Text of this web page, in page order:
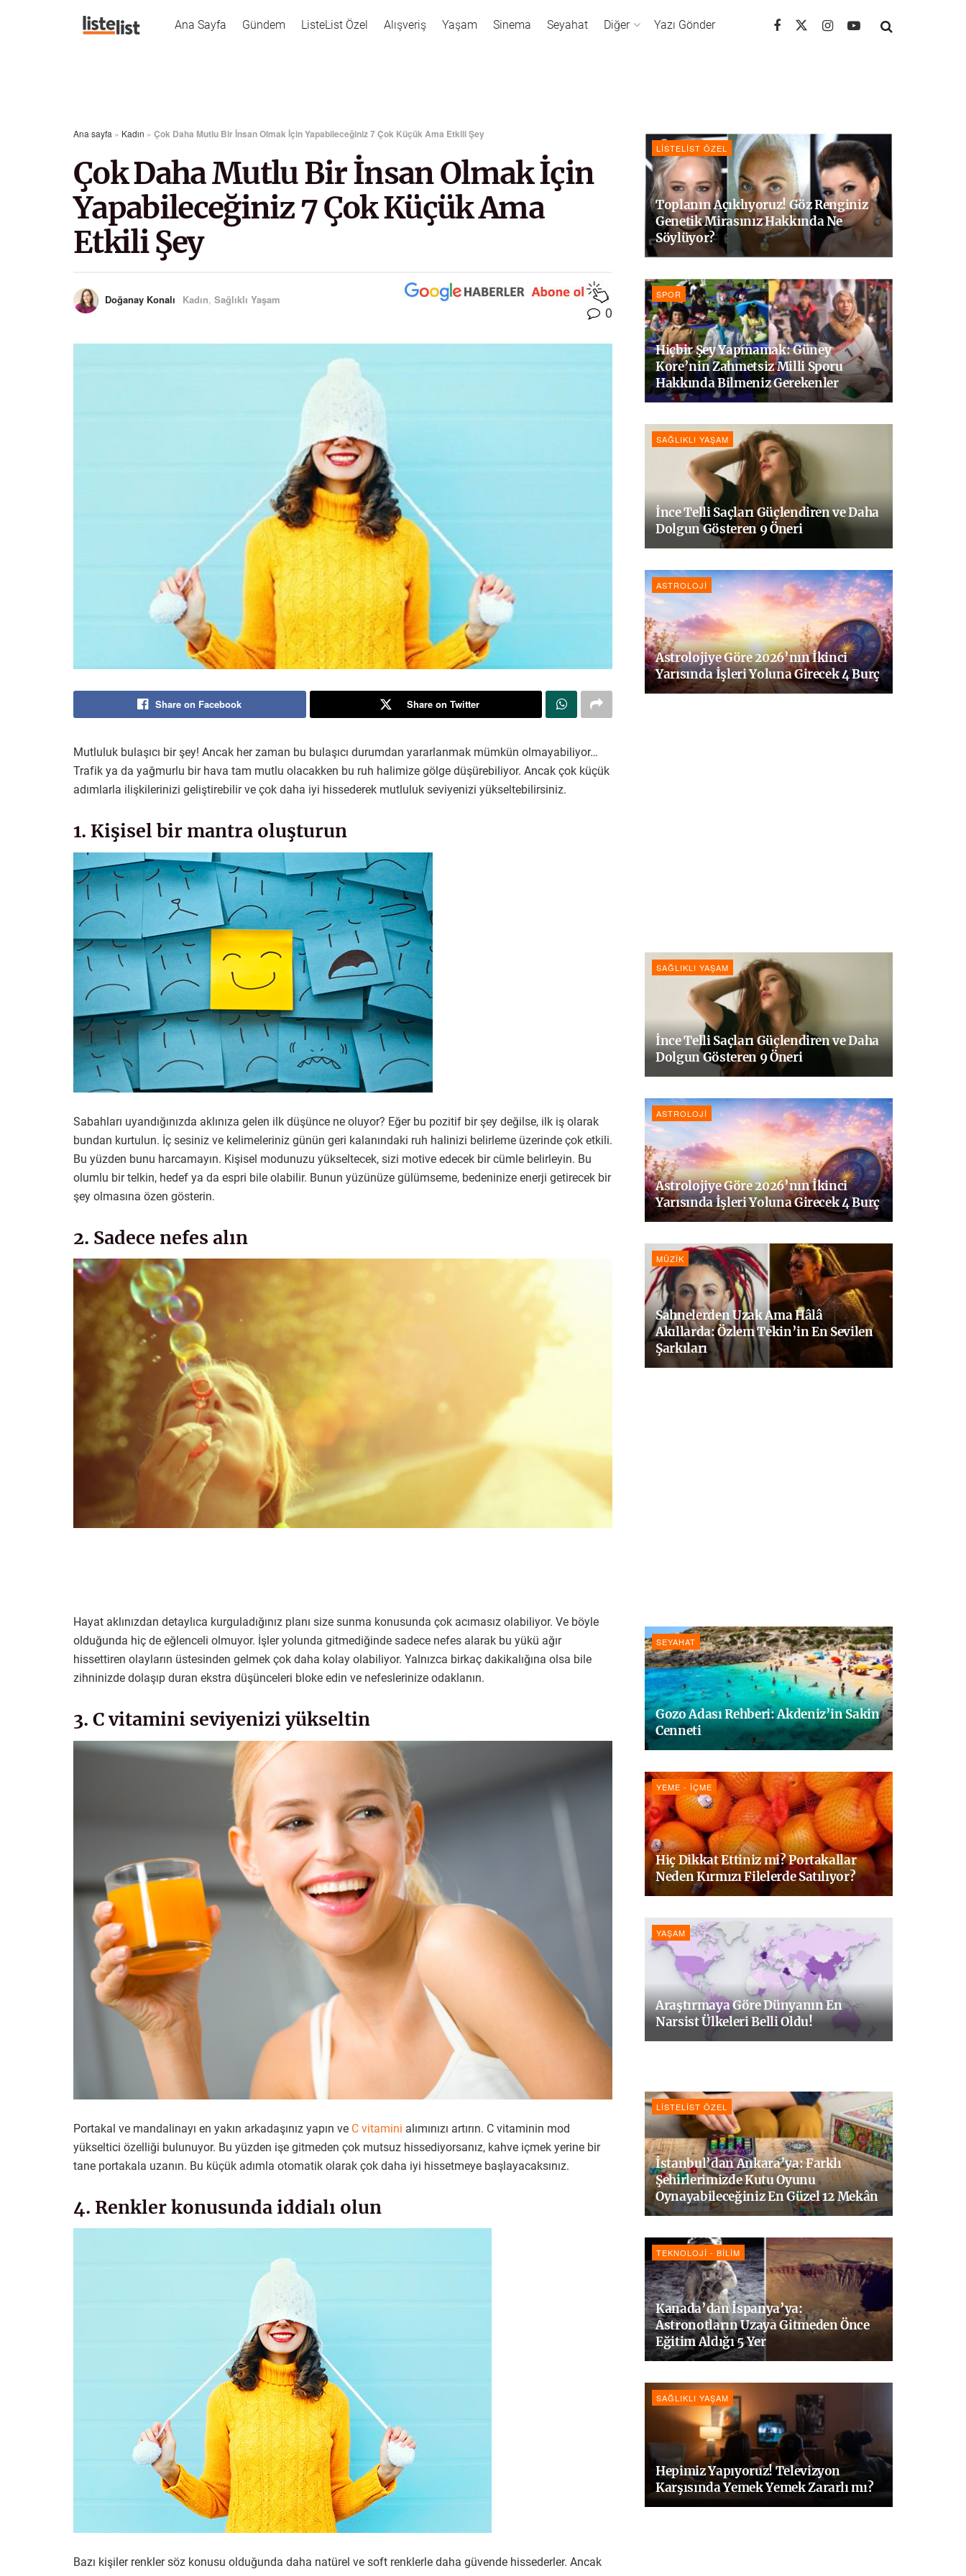
Ana Sayfa Gündem ListeList Özel Alışveriş Yaşam Sinema Seyahat Diğer Yazı Gönder
Ana sayfa » Kadın » Çok Daha Mutlu Bir İnsan Olmak İçin Yapabileceğiniz 7 Çok Küçük Ama Etkili Şey
Çok Daha Mutlu Bir İnsan Olmak İçin
Yapabileceğiniz 7 Çok Küçük Ama
Etkili Şey
Doğanay Konalı Kadın, Sağlıklı Yaşam
0
Share on Facebook Share on Twitter
Mutluluk bulaşıcı bir şey! Ancak her zaman bu bulaşıcı durumdan yararlanmak mümkün olmayabiliyor…
Trafik ya da yağmurlu bir hava tam mutlu olacakken bu ruh halimize gölge düşürebiliyor. Ancak çok küçük
adımlarla ilişkilerinizi geliştirebilir ve çok daha iyi hissederek mutluluk seviyenizi yükseltebilirsiniz.
1. Kişisel bir mantra oluşturun
Sabahları uyandığınızda aklınıza gelen ilk düşünce ne oluyor? Eğer bu pozitif bir şey değilse, ilk iş olarak
bundan kurtulun. İç sesiniz ve kelimeleriniz günün geri kalanındaki ruh halinizi belirleme üzerinde çok etkili.
Bu yüzden bunu harcamayın. Kişisel modunuzu yükseltecek, sizi motive edecek bir cümle belirleyin. Bu
olumlu bir telkin, hedef ya da espri bile olabilir. Bunun yüzünüze gülümseme, bedeninize enerji getirecek bir
şey olmasına özen gösterin.
2. Sadece nefes alın
Hayat aklınızdan detaylıca kurguladığınız planı size sunma konusunda çok acımasız olabiliyor. Ve böyle
olduğunda hiç de eğlenceli olmuyor. İşler yolunda gitmediğinde sadece nefes alarak bu yükü ağır
hissettiren olayların üstesinden gelmek çok daha kolay olabiliyor. Yalnızca birkaç dakikalığına olsa bile
zihninizde dolaşıp duran ekstra düşünceleri bloke edin ve nefeslerinize odaklanın.
3. C vitamini seviyenizi yükseltin
Portakal ve mandalinayı en yakın arkadaşınız yapın ve C vitamini alımınızı artırın. C vitaminin mod
yükseltici özelliği bulunuyor. Bu yüzden işe gitmeden çok mutsuz hissediyorsanız, kahve içmek yerine bir
tane portakala uzanın. Bu küçük adımla otomatik olarak çok daha iyi hissetmeye başlayacaksınız.
4. Renkler konusunda iddialı olun
Bazı kişiler renkler söz konusu olduğunda daha natürel ve soft renklerle daha güvende hissederler. Ancak
LISTELIST ÖZEL
Toplanın Açıklıyoruz! Göz Renginiz
Genetik Mirasınız Hakkında Ne
Söylüyor?
SPOR
Hiçbir Şey Yapmamak: Güney
Kore’nin Zahmetsiz Milli Sporu
Hakkında Bilmeniz Gerekenler
SAĞLIKLI YAŞAM
İnce Telli Saçları Güçlendiren ve Daha
Dolgun Gösteren 9 Öneri
ASTROLOJI
Astrolojiye Göre 2026’nın İkinci
Yarısında İşleri Yoluna Girecek 4 Burç
SAĞLIKLI YAŞAM
İnce Telli Saçları Güçlendiren ve Daha
Dolgun Gösteren 9 Öneri
ASTROLOJI
Astrolojiye Göre 2026’nın İkinci
Yarısında İşleri Yoluna Girecek 4 Burç
MÜZIK
Sahnelerden Uzak Ama Hâlâ
Akıllarda: Özlem Tekin’in En Sevilen
Şarkıları
SEYAHAT
Gozo Adası Rehberi: Akdeniz’in Sakin
Cenneti
YEME - İÇME
Hiç Dikkat Ettiniz mi? Portakallar
Neden Kırmızı Filelerde Satılıyor?
YAŞAM
Araştırmaya Göre Dünyanın En
Narsist Ülkeleri Belli Oldu!
LISTELIST ÖZEL
İstanbul’dan Ankara’ya: Farklı
Şehirlerimizde Kutu Oyunu
Oynayabileceğiniz En Güzel 12 Mekân
TEKNOLOJI - BILIM
Kanada’dan İspanya’ya:
Astronotların Uzaya Gitmeden Önce
Eğitim Aldığı 5 Yer
SAĞLIKLI YAŞAM
Hepimiz Yapıyoruz! Televizyon
Karşısında Yemek Yemek Zararlı mı?